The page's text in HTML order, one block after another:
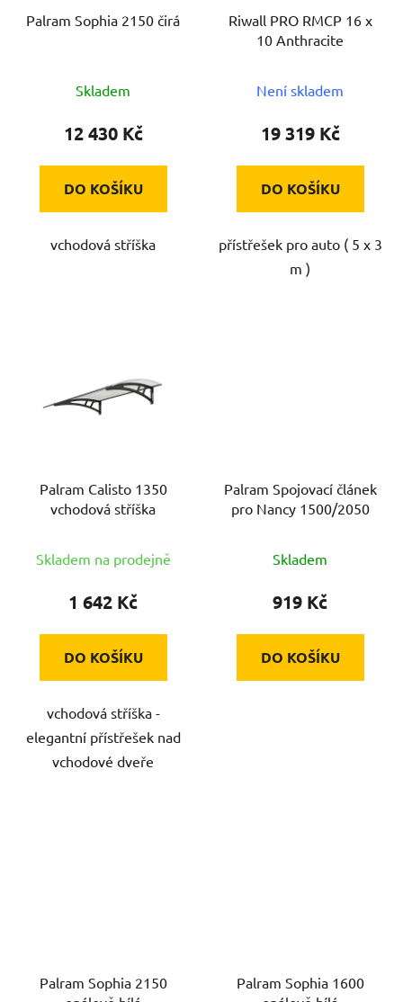
Palram Sophia 2150 čirá
Skladem
12 430 Kč
DO KOŠÍKU
vchodová stříška
Riwall PRO RMCP 16 x
10 Anthracite
Není skladem
19 319 Kč
DO KOŠÍKU
přístřešek pro auto ( 5 x 3
m )
Palram Calisto 1350
vchodová stříška
Skladem na prodejně
1 642 Kč
DO KOŠÍKU
vchodová stříška -
elegantní přístřešek nad
vchodové dveře
Palram Spojovací článek
pro Nancy 1500/2050
Skladem
919 Kč
DO KOŠÍKU
Palram Sophia 2150
Palram Sophia 1600